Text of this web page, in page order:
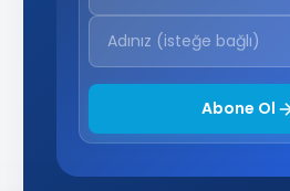
Abone Ol